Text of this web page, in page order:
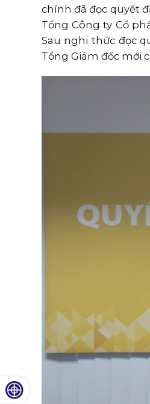
chính đã đọc quyết
Tổng Công ty Cổ
Sau nghi thức đọc
Tổng Giám đốc mới